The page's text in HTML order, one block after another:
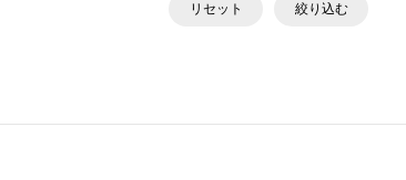
リセット 絞り込む